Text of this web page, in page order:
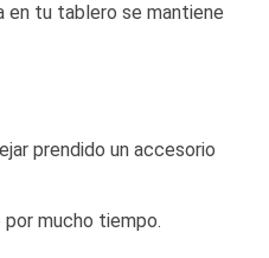
en tu tablero se mantiene
prendido un accesorio
mucho tiempo.